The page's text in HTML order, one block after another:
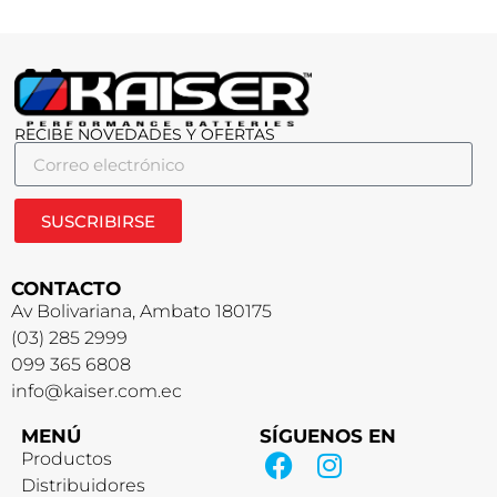
RECIBE NOVEDADES Y OFERTAS
SUSCRIBIRSE
CONTACTO
Av Bolivariana, Ambato 180175
(03) 285 2999
099 365 6808
info@kaiser.com.ec
MENÚ
Productos
Distribuidores
SÍGUENOS EN